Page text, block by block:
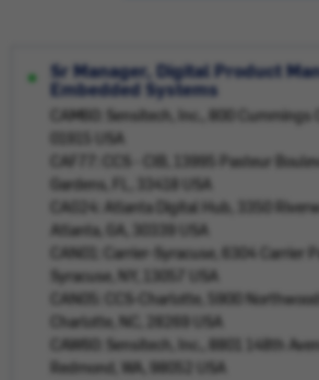
Sr Manager, Digital Product
Embedded Systems
CAM60: Sensitech, Inc., 800 Cummings
01915 USA
CAF77: CCS - CIB, 13995 Pasteur
Gardens, FL, 33418 USA
CAG24: Atlanta Digital Hub, 3350
Atlanta, GA, 30339 USA
CAN01: Carrier-Syracuse, 6304 Carrier
Syracuse, NY, 13057 USA
CAN05: CCS-Charlotte, 5900
Charlotte, NC, 28269 USA
CAW60: Sensitech, Inc., 8801 148th
Redmond, WA, 98052 USA